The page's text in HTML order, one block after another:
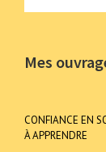
Mes
CONFIANCE EN
À APPRENDRE